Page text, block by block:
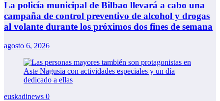
La policía municipal de Bilbao llevará a cabo una
campaña de control preventivo de alcohol y drogas
al volante durante los próximos dos fines de semana
agosto 6, 2026
euskadinews 0